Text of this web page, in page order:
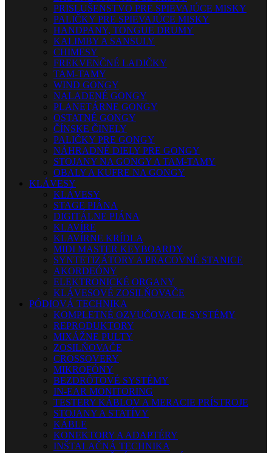
PRISLUŠENSTVO PRE SPIEVAJÚCE MISKY
PALIČKY PRE SPIEVAJÚCE MISKY
HANDPANY, TONGUE DRUMY
KALIMBY A SANSULY
CHIMESY
FREKVENČNÉ LADIČKY
TAM-TAMY
WIND GONGY
NALADENÉ GONGY
PLANETÁRNE GONGY
OSTATNÉ GONGY
ČÍNSKE ČINELY
PALIČKY PRE GONGY
NÁHRADNÉ DIELY PRE GONGY
STOJANY NA GONGY A TAM-TAMY
OBALY A KUFRE NA GONGY
KLÁVESY
KLÁVESY
STAGE PIÁNA
DIGITÁLNE PIÁNA
KLAVÍRE
KLAVÍRNE KRÍDLA
MIDI MASTER KEYBOARDY
SYNTETIZÁTORY A PRACOVNÉ STANICE
AKORDEÓNY
ELEKTRONICKÉ ORGANY
KLÁVESOVÉ ZOSILŇOVAČE
PÓDIOVÁ TECHNIKA
KOMPLETNÉ OZVUČOVACIE SYSTÉMY
REPRODUKTORY
MIXÁŽNE PULTY
ZOSILŇOVAČE
CROSSOVERY
MIKROFÓNY
BEZDRÔTOVÉ SYSTÉMY
IN-EAR MONITORING
TESTERY KÁBLOV A MERACIE PRÍSTROJE
STOJANY A STATÍVY
KÁBLE
KONEKTORY A ADAPTÉRY
INŠTALAČNÁ TECHNIKA